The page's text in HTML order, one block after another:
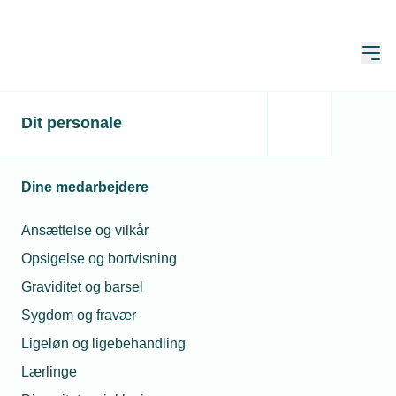
Dit personale
Dine medarbejdere
Ansættelse og vilkår
Opsigelse og bortvisning
Graviditet og barsel
Sygdom og fravær
Ligeløn og ligebehandling
Lærlinge
Den Grønne Skole: Lær
bæredygtighedsrapport i
Valified
Kun for medlemmer
Den Grønne Skole er for virksomheder,
som ikke har en